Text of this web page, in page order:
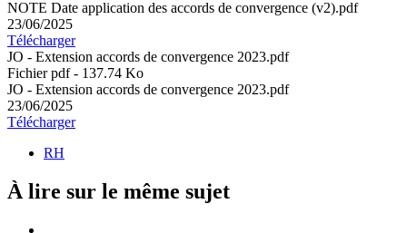
NOTE Date application des accords de convergence (v2).pdf
23/06/2025
Télécharger
JO - Extension accords de convergence 2023.pdf
Fichier pdf - 137.74 Ko
JO - Extension accords de convergence 2023.pdf
23/06/2025
Télécharger
RH
À lire sur le même sujet